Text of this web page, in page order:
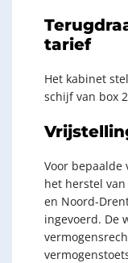
tarief
Het kabinet
schijf van box
Voor
het herstel
en Noord-
ingevoerd. De